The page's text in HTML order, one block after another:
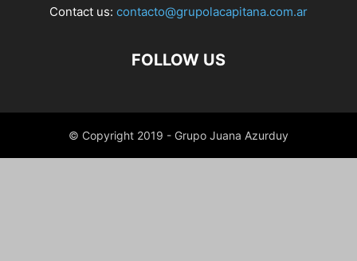
Contact us: contacto@grupolacapitana.com.ar
FOLLOW US
© Copyright 2019 - Grupo Juana Azurduy